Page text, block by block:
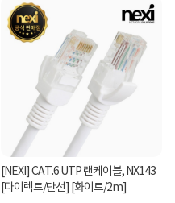
[NEXI] CAT.6 UTP 랜케이블, NX143
[다이렉트/단선] [화이트/2m]